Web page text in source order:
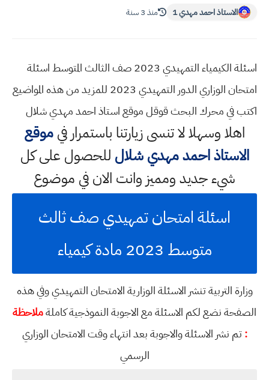
الاستاذ احمد مهدي 1 منذ 3 سنة
اسئلة الكيمياء التمهيدي 2023 صف الثالث المتوسط اسئلة
امتحان الوزاري الدور التمهيدي 2023 للمزيد من هذه المواضيع
اكتب في محرك البحث قوقل موقع استاذ احمد مهدي شلال
اهلا وسهلالا تنسى زيارتنا باستمرار فيموقع
الاستاذ احمد مهدي شلال للحصول على كل
شيء جديد ومميز وانت الان في موضوع
اسئلة امتحان تمهيدي صف ثالث
متوسط 2023 مادة كيمياء
وزارة التربية تنشر الاسئلة الوزارية الامتحان التمهيدي وفي هذه
الصفحة نضع لكم الاسئلة مع الاجوبة النموذجية كاملةملاحظة
:تم نشر الاسئلة والاجوبة بعد انتهاء وقت الامتحان الوزاري
الرسمي